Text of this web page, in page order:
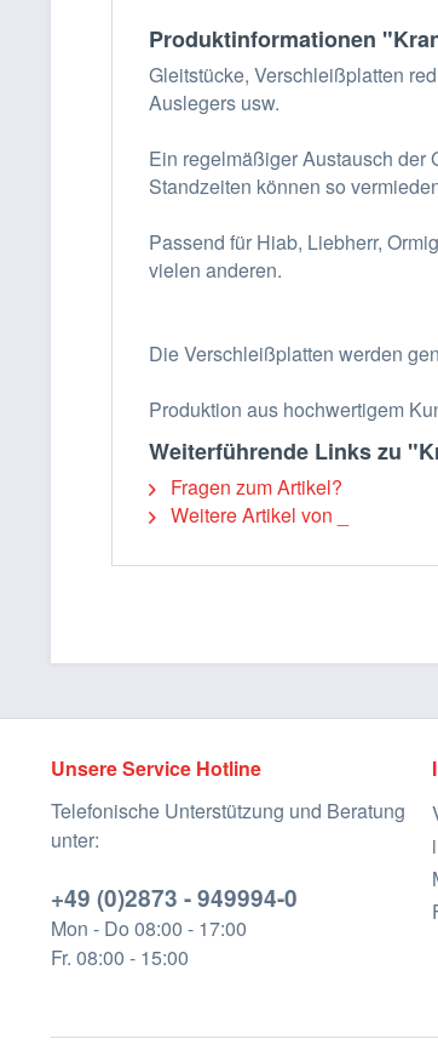
Produktinformationen
Gleitstücke, Verschleißplatten
Auslegers usw.
Ein regelmäßiger Austausch der
Standzeiten können so
Passend für Hiab, Liebherr,
vielen anderen.
Die Verschleißplatten werden
Produktion aus hochwertigem
Weiterführende Links zu
Fragen zum Artikel?
Weitere Artikel von _
Unsere Service Hotline
Telefonische Unterstützung und Beratung
unter:
+49 (0)2873 - 949994-0
Mon - Do 08:00 - 17:00
Fr. 08:00 - 15:00